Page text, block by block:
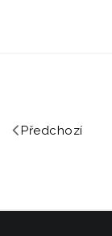
Předchozí